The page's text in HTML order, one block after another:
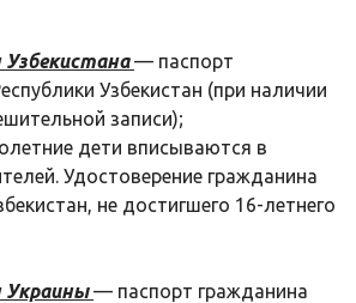
— паспорт
Узбекистан (при наличии
записи);
дети вписываются в
Удостоверение гражданина
не достигшего 16-летнего
Украины — паспорт гражданина